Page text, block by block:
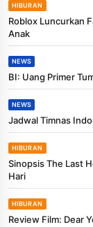
HIBURAN
Roblox Luncurkan
Anak
NEWS
BI: Uang Primer
NEWS
Jadwal Timnas
HIBURAN
Sinopsis The Last
Hari
HIBURAN
Review Film: Dear